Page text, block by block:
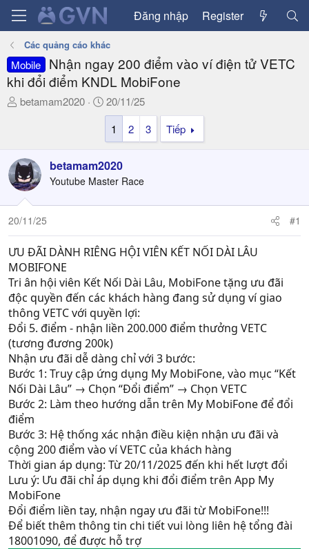
Đăng nhập Register
Các quảng cáo khác
Mobile
Nhận ngay 200 điểm vào ví điện tử VETC
khi đổi điểm KNDL MobiFone
T
a
d
s
t
a
e
r
betamam2020
N
g
y
g
ử
i
20/11/25
1
2 3 Tiếp
betamam2020
Youtube Master Race
20/11/25 #1
ƯU ĐÃI DÀNH RIÊNG HỘI VIÊN KẾT NỐI DÀI LÂU
MOBIFONE
Tri ân hội viên Kết Nối Dài Lâu, MobiFone tặng ưu đãi
độc quyền đến các khách hàng đang sử dụng ví giao
thông VETC với quyền lợi:
Đổi 5. điểm - nhận liền 200.000 điểm thưởng VETC
(tương đương 200k)
Nhận ưu đãi dễ dàng chỉ với 3 bước:
Bước 1: Truy cập ứng dụng My MobiFone, vào mục “Kết
Nối Dài Lâu” → Chọn “Đổi điểm” → Chọn VETC
Bước 2: Làm theo hướng dẫn trên My MobiFone để đổi
điểm
Bước 3: Hệ thống xác nhận điều kiện nhận ưu đãi và
cộng 200 điểm vào ví VETC của khách hàng
Thời gian áp dụng: Từ 20/11/2025 đến khi hết lượt đổi
Lưu ý: Ưu đãi chỉ áp dụng khi đổi điểm trên App My
MobiFone
Đổi điểm liền tay, nhận ngay ưu đãi từ MobiFone!!!
Để biết thêm thông tin chi tiết vui lòng liên hệ tổng đài
18001090, để được hỗ trợ